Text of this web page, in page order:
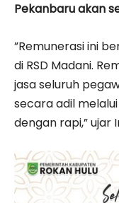
Pekanbaru akan
”Remunerasi ini
di RSD Madani.
jasa seluruh
secara adil
dengan rapi,” ujar